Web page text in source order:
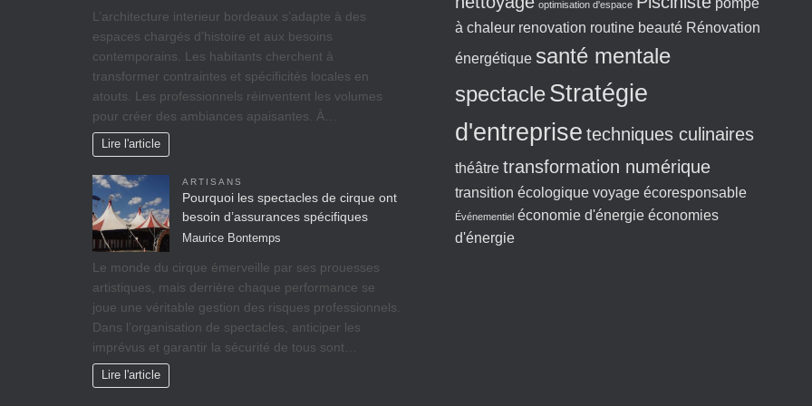
L’architecture interieur bordeaux s’adapte à des
espaces chargés d’histoire et aux besoins
contemporains. Les habitants cherchent à
transformer contraintes et spécificités locales en
atouts. Les professionnels réinventent les volumes
pour créer des ambiances apaisantes. À…
Lire l'article
ARTISANS
Pourquoi les spectacles de cirque ont
besoin d’assurances spécifiques
Maurice Bontemps
Le monde du cirque émerveille par ses prouesses
artistiques, mais derrière chaque performance se
joue une véritable gestion des risques professionnels.
Dans l’organisation de spectacles, anticiper les
imprévus et garantir la sécurité de tous sont…
Lire l'article
optimisation d'espace
pompe
à chaleur renovation routine beauté Rénovation
énergétique santé mentale
spectacleStratégie
d'entreprise techniques culinaires
théâtre transformation numérique
transition écologique voyage écoresponsable
Événementiel économie d'énergie économies
d'énergie